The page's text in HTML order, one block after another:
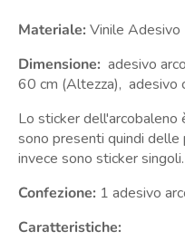
Materiale: Vinile Adesivo
Dimensione: adesivo
60 cm (Altezza), adesivo
Lo sticker dell'arcobaleno
sono presenti quindi delle
invece sono sticker singoli.
Confezione: 1 adesivo
Caratteristiche: